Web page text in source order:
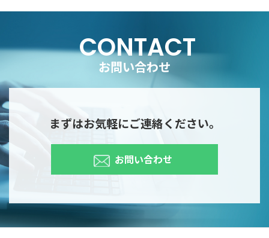
CONTACT
お問い合わせ
まずはお気軽にご連絡ください。
お問い合わせ